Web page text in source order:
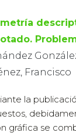
Francisco
la
gráfica se